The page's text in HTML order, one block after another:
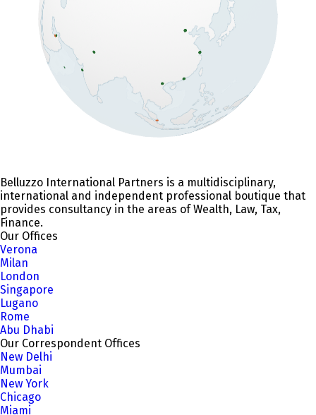
Belluzzo International Partners is a multidisciplinary,
international and independent professional boutique that
provides consultancy in the areas of Wealth, Law, Tax,
Finance.
Our Offices
Verona
Milan
London
Singapore
Lugano
Rome
Abu Dhabi
Our Correspondent Offices
New Delhi
Mumbai
New York
Chicago
Miami